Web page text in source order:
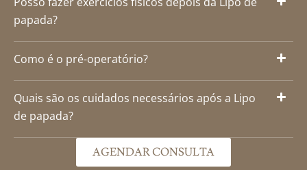
papada?
Como é o pré-operatório?
Quais são os cuidados necessários após a Lipo
de papada?
AGENDAR CONSULTA